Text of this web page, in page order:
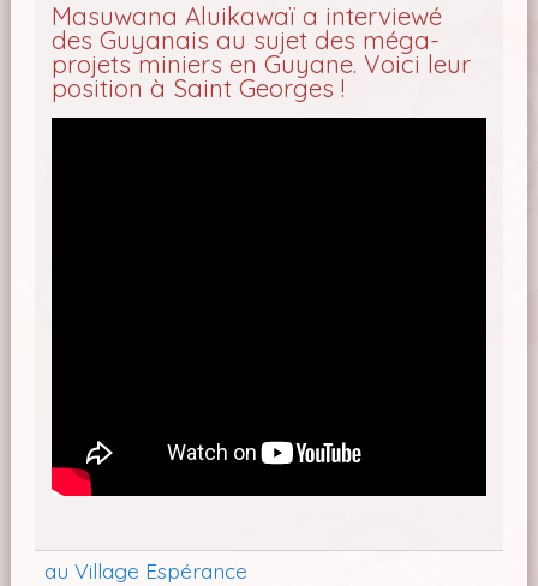
Masuwana Aluikawaï a interviewé
des Guyanais au sujet des méga-
projets miniers en Guyane. Voici leur
position à Saint Georges !
au Village Espérance